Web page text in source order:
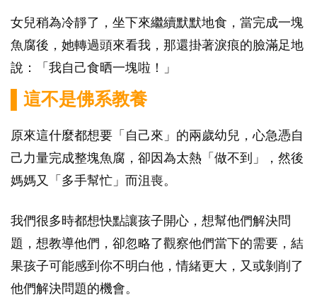
女兒稍為冷靜了，坐下來繼續默默地食，當完成一塊
魚腐後，她轉過頭來看我，那還掛著淚痕的臉滿足地
說：「我自己食晒一塊啦！」
▌這不是佛系教養
原來這什麼都想要「自己來」的兩歲幼兒，心急憑自
己力量完成整塊魚腐，卻因為太熱「做不到」，然後
媽媽又「多手幫忙」而沮喪。
我們很多時都想快點讓孩子開心，想幫他們解決問
題，想教導他們，卻忽略了觀察他們當下的需要，結
果孩子可能感到你不明白他，情緒更大，又或剝削了
他們解決問題的機會。